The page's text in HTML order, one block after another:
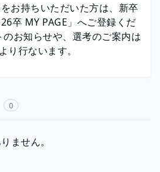
お持ちいただいた方は、新卒
卒 MY PAGE」へご登録くだ
お知らせや、選考のご案内は
り行ないます。
0
ません。